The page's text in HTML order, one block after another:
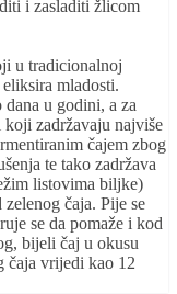
i zasladiti žlicom
u tradicionalnoj
mladosti.
u godini, a za
zadržavaju najviše
čajem zbog
te tako zadržava
listovima biljke)
čaja. Pije se
se da pomaže i kod
bijeli čaj u okusu
čaja vrijedi kao 12